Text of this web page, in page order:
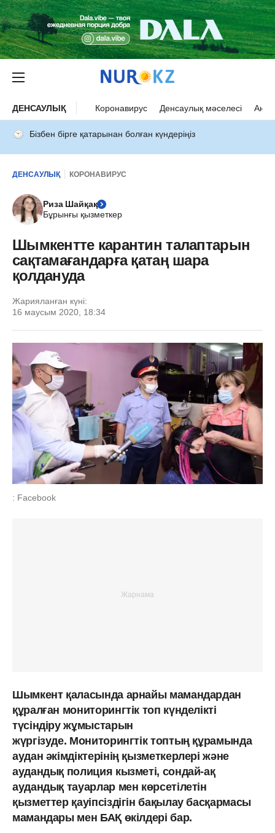
ДЕНСАУЛЫҚ Коронавирус Денсаулық мәселесі Ана
Бізбен бірге қатарынан болған күндеріңіз
ДЕНСАУЛЫҚ КОРОНАВИРУС
Риза Шайқақ
Бұрынғы қызметкер
Шымкентте карантин талаптарын
сақтамағандарға қатаң шара
қолдануда
Жарияланған күні:
16 маусым 2020, 18:34
: Facebook
Шымкент қаласында арнайы мамандардан
құралған мониторингтік топ күнделікті
түсіндіру жұмыстарын
жүргізуде. Мониторингтік топтың құрамында
аудан әкімдіктерінің қызметкерлері және
аудандық полиция кызметі, сондай-ақ
аудандық тауарлар мен көрсетілетін
қызметтер қауіпсіздігін бақылау басқармасы
мамандары мен БАҚ өкілдері бар.